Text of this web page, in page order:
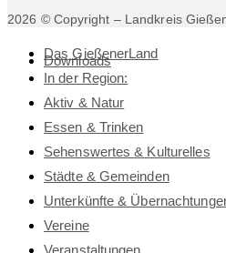
Downloads
2026 © Copyright – Landkreis
Das GießenerLand
In der Region:
Aktiv & Natur
Essen & Trinken
Sehenswertes & Kulturelles
Städte & Gemeinden
Unterkünfte &
Vereine
Veranstaltungen